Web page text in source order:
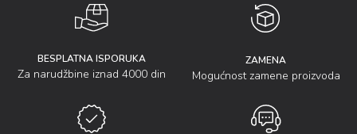
BESPLATNA ISPORUKA
Za narudžbine iznad 4000 din
ZAMENA
Mogućnost zamene proizvoda